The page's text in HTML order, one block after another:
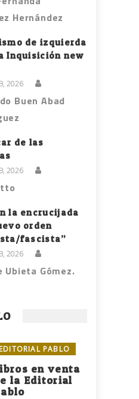
Hernández
de izquierda
Inquisición new
2026
Buen Abad
de las
2026
la encrucijada
orden
fascista”
2026
Ubieta Gómez.
EDITORIAL PABLO
en venta
la Editorial